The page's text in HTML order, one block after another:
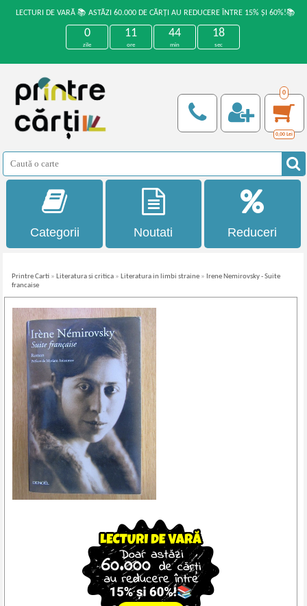
LECTURI DE VARĂ 📚 ASTĂZI 60.000 DE CĂRȚI AU REDUCERE ÎNTRE 15% ȘI 60%!📚
0
zile
11
ore
44
min
18
sec
0
0,00 Lei
Categorii Noutati Reduceri
Printre Carti » Literatura si critica » Literatura in limbi straine » Irene Nemirovsky - Suite
francaise